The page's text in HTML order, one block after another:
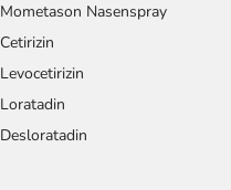
Mometason Nasenspray
Cetirizin
Levocetirizin
Loratadin
Desloratadin